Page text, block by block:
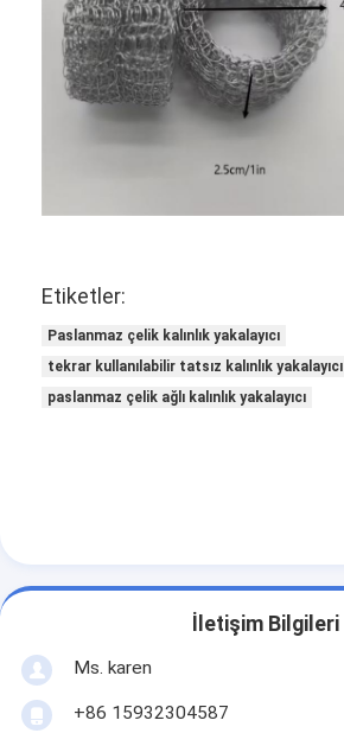
Şimdi sohbet et.
Paslanmaz Çelik X Tend File
Çelik Halat Hasır
Padel bahçesi çitleri
Örme tel örgü
Johnson ekran filtresi
Metal örgü çit
Arı Kovanı
Etiketler:
Paslanmaz çelik kalınlık yakalayıcı
tekrar kullanılabilir tatsız kalınlık yakalayıcı
paslanmaz çelik ağlı kalınlık yakalayıcı
İletişim Bilgileri
Ms. karen
+86 15932304587